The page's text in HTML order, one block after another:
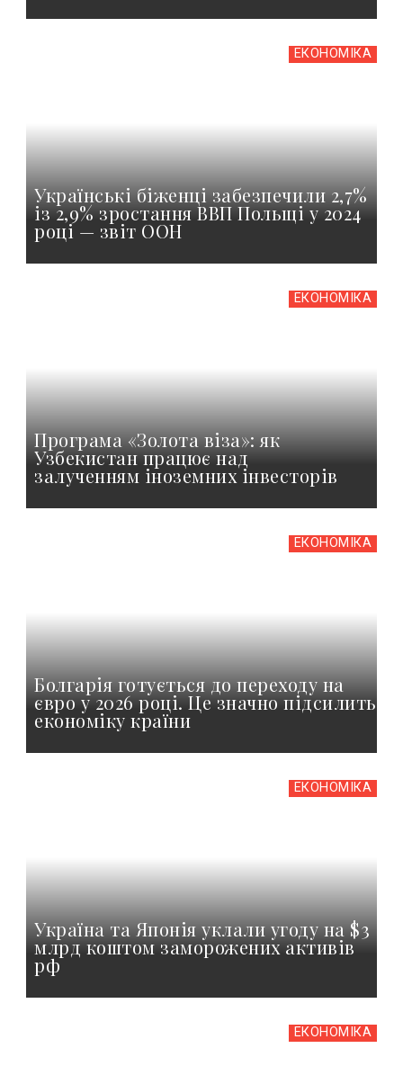
ЕКОНОМІКА
Українські біженці забезпечили 2,7%
із 2,9% зростання ВВП Польщі у 2024
році — звіт ООН
ЕКОНОМІКА
Програма «Золота віза»: як
Узбекистан працює над
залученням іноземних інвесторів
ЕКОНОМІКА
Болгарія готується до переходу на
євро у 2026 році. Це значно підсилить
економіку країни
ЕКОНОМІКА
Україна та Японія уклали угоду на $3
млрд коштом заморожених активів
рф
ЕКОНОМІКА